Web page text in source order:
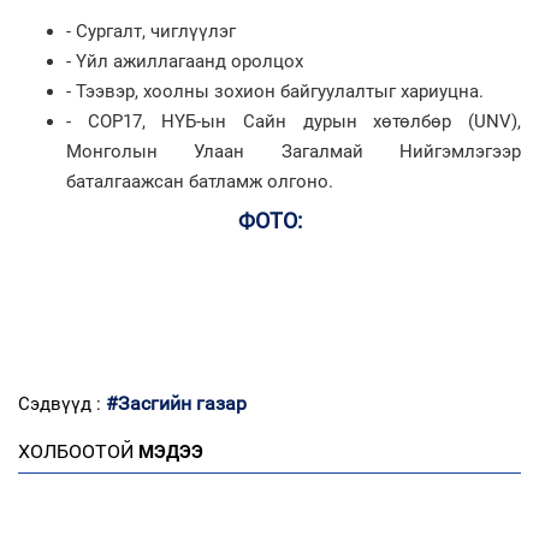
- Сургалт, чиглүүлэг
- Үйл ажиллагаанд оролцох
- Тээвэр, хоолны зохион байгуулалтыг хариуцна.
- COP17, НҮБ-ын Сайн дурын хөтөлбөр (UNV),
Монголын Улаан Загалмай Нийгэмлэгээр
баталгаажсан батламж олгоно.
ФОТО:
Сэдвүүд : #Засгийн газар
ХОЛБООТОЙ МЭДЭЭ